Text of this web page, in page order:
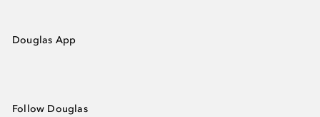
Douglas App
Follow Douglas